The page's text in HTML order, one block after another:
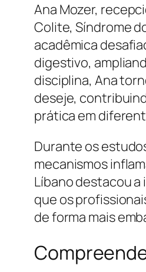
Ana Mozer,
Colite, Síndrome
acadêmica
digestivo,
disciplina, Ana
deseje,
prática em
Durante os
mecanismos
Líbano destacou
que os
de forma mais